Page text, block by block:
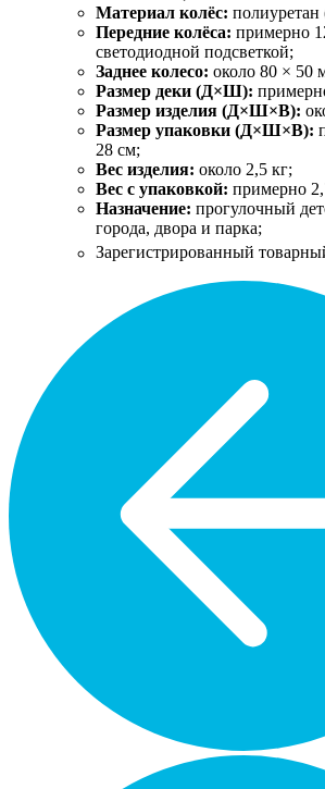
Материал колёс: полиуретан
Передние колёса: примерно
светодиодной подсветкой;
Заднее колесо: около 80 × 50
Размер деки (Д×Ш):
Размер изделия (Д×Ш×В):
Размер упаковки (Д×Ш×В):
28 см;
Вес изделия: около 2,5 кг;
Вес с упаковкой: примерно
Назначение: прогулочный
города, двора и парка;
Зарегистрированный